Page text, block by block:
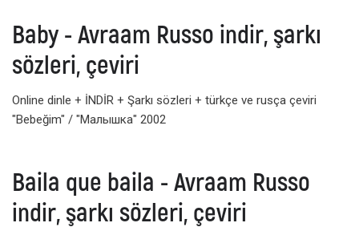
Baby - Avraam Russo indir, şarkı
sözleri, çeviri
Online dinle + İNDİR + Şarkı sözleri + türkçe ve rusça çeviri
"Bebeğim" / "Малышка" 2002
Baila que baila - Avraam Russo
indir, şarkı sözleri, çeviri